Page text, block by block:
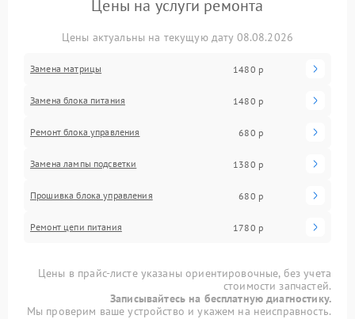
Цены на услуги ремонта
Цены актуальны на текущую дату 08.08.2026
Замена матрицы 1480 р
Замена блока питания 1480 р
Ремонт блока управления 680 р
Замена лампы подсветки 1380 р
Прошивка блока управления 680 р
Ремонт цепи питания 1780 р
Цены в прайс-листе указаны ориентировочные, без учета
стоимости запчастей.
Записывайтесь на бесплатную диагностику.
Мы проверим ваше устройство и укажем на неисправность.